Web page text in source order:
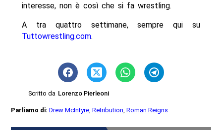
interesse, non è così che si fa wrestling.
A tra quattro settimane, sempre qui su
Tuttowrestling.com.
Scritto da Lorenzo Pierleoni
Parliamo di:Drew McIntyre ,Retribution ,Roman Reigns